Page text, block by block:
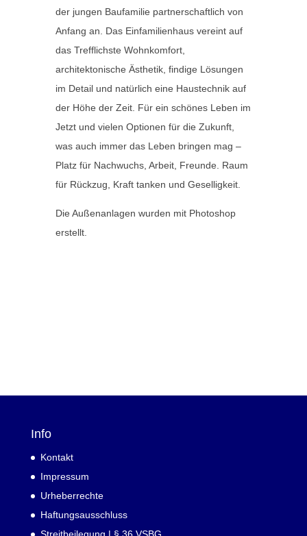
der jungen Baufamilie partnerschaftlich von
Anfang an. Das Einfamilienhaus vereint auf
das Trefflichste Wohnkomfort,
architektonische Ästhetik, findige Lösungen
im Detail und natürlich eine Haustechnik auf
der Höhe der Zeit. Für ein schönes Leben im
Jetzt und vielen Optionen für die Zukunft,
was auch immer das Leben bringen mag –
Platz für Nachwuchs, Arbeit, Freunde. Raum
für Rückzug, Kraft tanken und Geselligkeit.
Die Außenanlagen wurden mit Photoshop
erstellt.
Info
Kontakt
Impressum
Urheberrechte
Haftungsausschluss